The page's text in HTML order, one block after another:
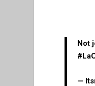
Not
—